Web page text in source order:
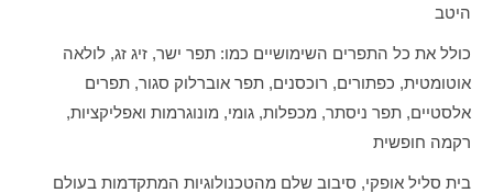
היטב
כולל את כל התפרים השימושיים כמו: תפר ישר, זיג זג, לולאה
אוטומטית, כפתורים, רוכסנים, תפר אוברלוק סגור, תפרים
אלסטיים, תפר ניסתר, מכפלות, גומי, מונוגרמות ואפליקציות,
רקמה חופשית
בית סליל אופקי, סיבוב שלם מהטכנולוגיות המתקדמות בעולם